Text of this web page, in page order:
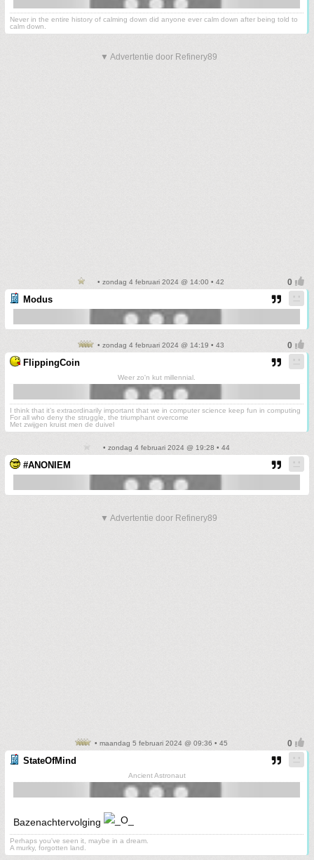
Never in the entire history of calming down did anyone ever calm down after being told to
calm down.
▼ Advertentie door Refinery89
• zondag 4 februari 2024 @ 14:00 • 42
Modus
• zondag 4 februari 2024 @ 14:19 • 43
FlippingCoin
Weer zo'n kut millennial.
I think that it’s extraordinarily important that we in computer science keep fun in computing
For all who deny the struggle, the triumphant overcome
Met zwijgen kruist men de duivel
• zondag 4 februari 2024 @ 19:28 • 44
#ANONIEM
▼ Advertentie door Refinery89
• maandag 5 februari 2024 @ 09:36 • 45
StateOfMind
Ancient Astronaut
Bazenachtervolging
Perhaps you've seen it, maybe in a dream.
A murky, forgotten land.